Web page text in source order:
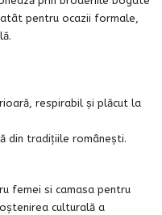
pentru ocazii formale,
respirabil și plăcut la
din tradițiile românești.
femei si camasa pentru
culturală a